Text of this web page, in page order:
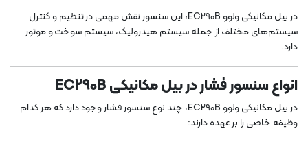
در بیل مکانیکی ولوو EC290B، این سنسور نقش مهمی در تنظیم و کنترل
سیستم‌های مختلف از جمله سیستم هیدرولیک، سیستم سوخت و موتور
دارد.
انواع سنسور فشار در بیل مکانیکی EC290B
در بیل مکانیکی ولوو EC290B، چند نوع سنسور فشار وجود دارد که هر کدام
وظیفه خاصی را بر عهده دارند: